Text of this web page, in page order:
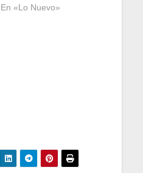
En «Lo Nuevo»